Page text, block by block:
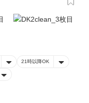
21時以降OK